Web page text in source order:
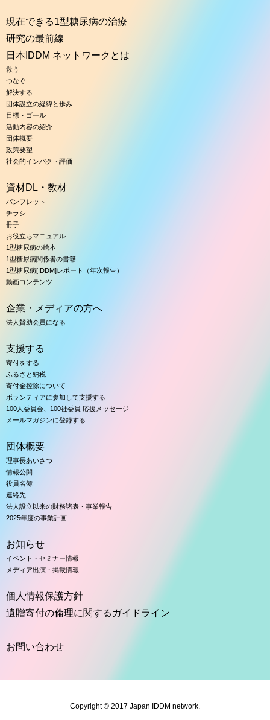
現在できる1型糖尿病の治療
研究の最前線
日本IDDM ネットワークとは
救う
つなぐ
解決する
団体設立の経緯と歩み
目標・ゴール
活動内容の紹介
団体概要
政策要望
社会的インパクト評価
資材DL・教材
パンフレット
チラシ
冊子
お役立ちマニュアル
1型糖尿病の絵本
1型糖尿病関係者の書籍
1型糖尿病[IDDM]レポート（年次報告）
動画コンテンツ
企業・メディアの方へ
法人賛助会員になる
支援する
寄付をする
ふるさと納税
寄付金控除について
ボランティアに参加して支援する
100人委員会、100社委員 応援メッセージ
メールマガジンに登録する
団体概要
理事長あいさつ
情報公開
役員名簿
連絡先
法人設立以来の財務諸表・事業報告
2025年度の事業計画
お知らせ
イベント・セミナー情報
メディア出演・掲載情報
個人情報保護方針
遺贈寄付の倫理に関するガイドライン
お問い合わせ
Copyright © 2017 Japan IDDM network.